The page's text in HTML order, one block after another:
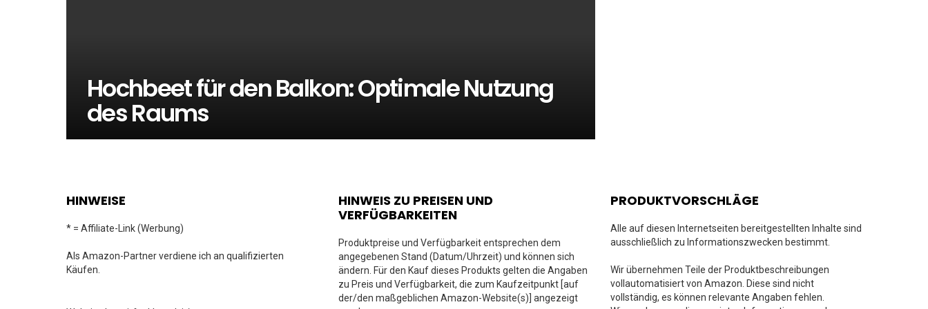
Hochbeet für den Balkon: Optimale Nutzung
des Raums
HINWEISE
* = Affiliate-Link (Werbung)
Als Amazon-Partner verdiene ich an qualifizierten
Käufen.
HINWEIS ZU PREISEN UND
VERFÜGBARKEITEN
Produktpreise und Verfügbarkeit entsprechen dem
angegebenen Stand (Datum/Uhrzeit) und können sich
ändern. Für den Kauf dieses Produkts gelten die Angaben
zu Preis und Verfügbarkeit, die zum Kaufzeitpunkt [auf
der/den maßgeblichen Amazon-Website(s)] angezeigt
PRODUKTVORSCHLÄGE
Alle auf diesen Internetseiten bereitgestellten Inhalte sind
ausschließlich zu Informationszwecken bestimmt.
Wir übernehmen Teile der Produktbeschreibungen
vollautomatisiert von Amazon. Diese sind nicht
vollständig, es können relevante Angaben fehlen.